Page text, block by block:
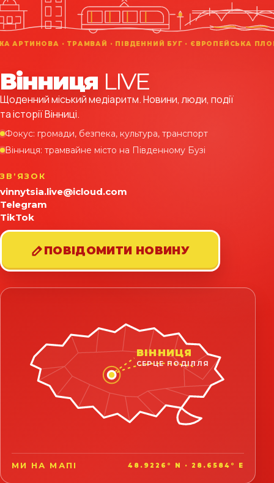
Вінниця LIVE
Щоденний міський медіаритм. Новини, люди, події
та історії Вінниці.
Фокус: громади, безпека, культура, транспорт
Вінниця: трамвайне місто на Південному Бузі
ЗВʼЯЗОК
vinnytsia.live@icloud.com
Telegram
TikTok
ПОВІДОМИТИ НОВИНУ
ВІННИЦЯ
СЕРЦЕ ПОДІЛЛЯ
МИ НА МАПІ 48.9226° N · 28.6584° E